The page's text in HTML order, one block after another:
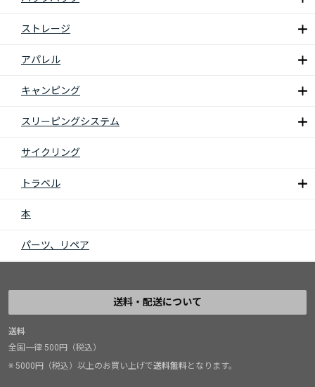
ストレージ
アパレル
キャンピング
スリーピングシステム
サイクリング
トラベル
本
パーツ、リペア
送料・配送について
送料
全国一律 500円（税込）
※ 5000円（税込）以上のお買い上げで送料無料となります。